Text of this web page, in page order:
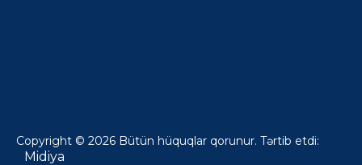
Copyright © 2026 Bütün hüquqlar qorunur. Tərtib etdi:
Midiya